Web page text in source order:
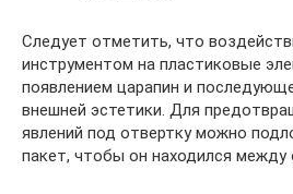
Следует отметить, что
инструментом на пластиковые
появлением царапин и
внешней эстетики. Для
явлений под отвертку можно
пакет, чтобы он находился между